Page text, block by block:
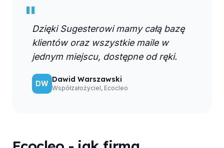
"Dzięki Sugesterowi mamy całą bazę
klientów oraz wszystkie maile w
jednym miejscu, dostępne od ręki.
DW Dawid Warszawski
Współzałożyciel, Ecocleo